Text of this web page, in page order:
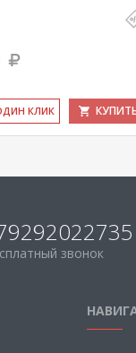
КЛИК
звонок